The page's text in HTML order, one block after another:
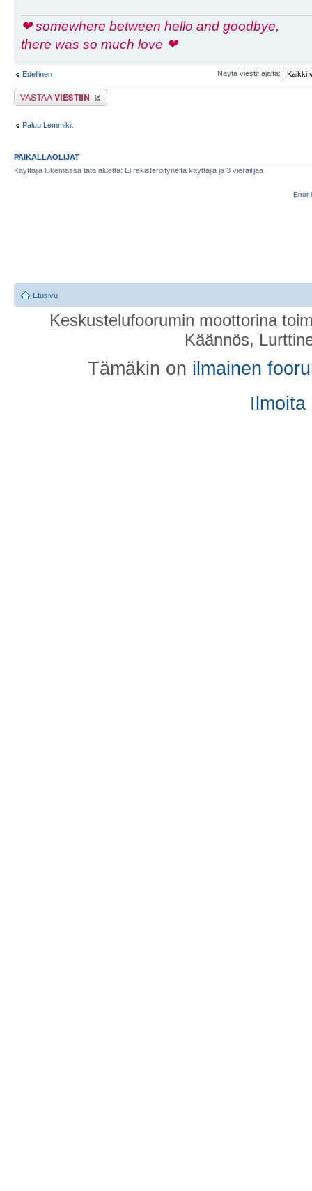
❤ somewhere between hello and goodbye,
there was so much love ❤
Edellinen Näytä viestit ajalta:
Lähetä vastaus
Paluu Lemmikit
PAIKALLAOLIJAT
Käyttäjiä lukemassa tätä aluetta: Ei rekisteröityneitä käyttäjiä ja 3 vierailijaa
Error
Etusivu
Keskustelufoorumin moottorina
Käännös,
Tämäkin on ilmainen